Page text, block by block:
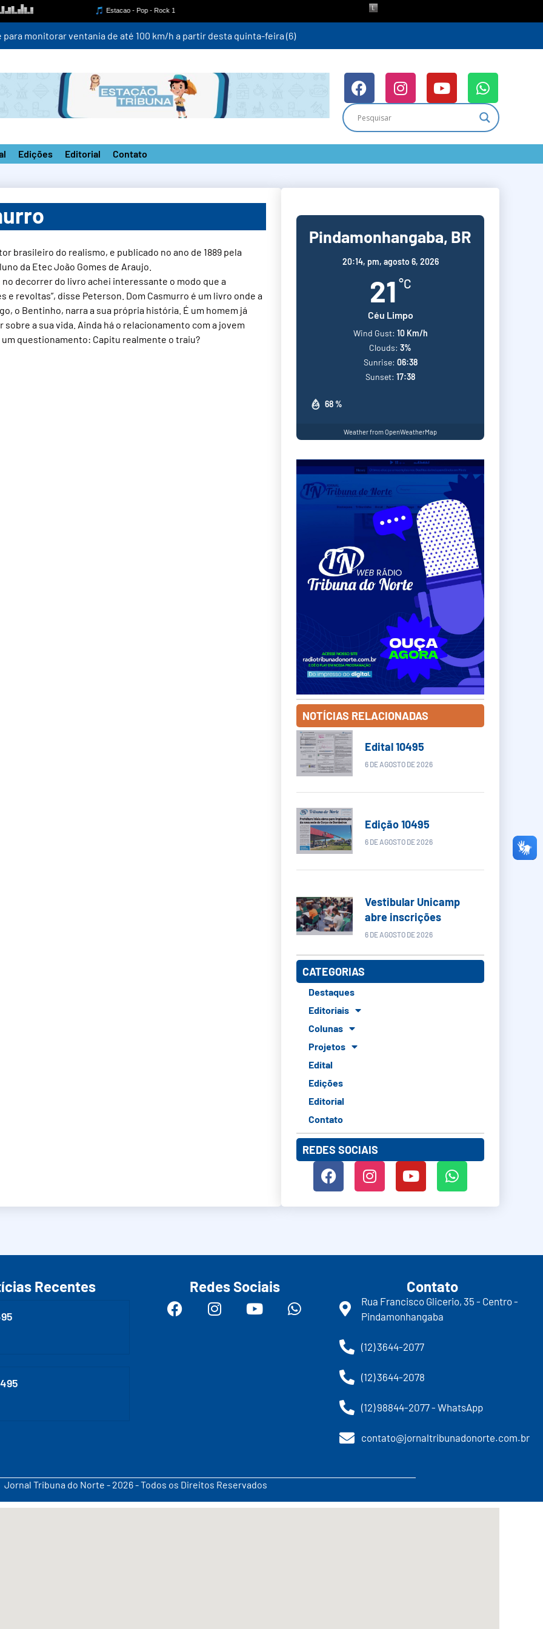
para monitorar ventania de até 100 km/h a partir desta quinta-feira (6)
Edições Editorial Contato
brasileiro do realismo, e publicado no ano de 1889 pela
da Etec João Gomes de Araujo.
decorrer do livro achei interessante o modo que a
revoltas”, disse Peterson. Dom Casmurro é um livro onde a
o Bentinho, narra a sua própria história. É um homem já
a sua vida. Ainda há o relacionamento com a jovem
questionamento: Capitu realmente o traiu?
Pindamonhangaba, BR
20:14, pm, agosto 6, 2026
21 °C
Céu Limpo
68 %
Wind Gust: 10 Km/h
Clouds: 3%
Sunrise: 06:38
Sunset: 17:38
Weather from OpenWeatherMap
NOTÍCIAS RELACIONADAS
Edital 10495
6 DE AGOSTO DE 2026
Edição 10495
6 DE AGOSTO DE 2026
Vestibular Unicamp
abre inscrições
6 DE AGOSTO DE 2026
CATEGORIAS
Destaques
Editoriais
Colunas
Projetos
Edital
Edições
Editorial
Contato
REDES SOCIAIS
Recentes Redes Sociais Contato
Rua Francisco Glicerio, 35 - Centro -
Pindamonhangaba
(12) 3644-2077
(12) 3644-2078
(12) 98844-2077 - WhatsApp
contato@jornaltribunadonorte.com.br
Jornal Tribuna do Norte - 2026 - Todos os Direitos Reservados